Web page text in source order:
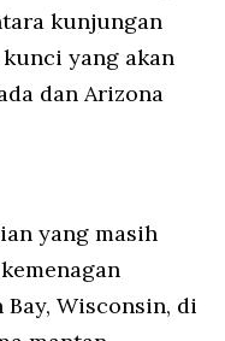
kunjungan
yang akan
dan Arizona
yang masih
Wisconsin, di